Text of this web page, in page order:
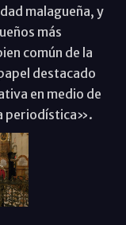
malagueña, y
más
común de la
destacado
en medio de
periodística».